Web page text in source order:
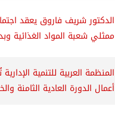
الدكتور شريف فاروق يعقد
ممثلي شعبة المواد الغذائية
المنظمة العربية للتنمية
أعمال الدورة العادية الثامنة